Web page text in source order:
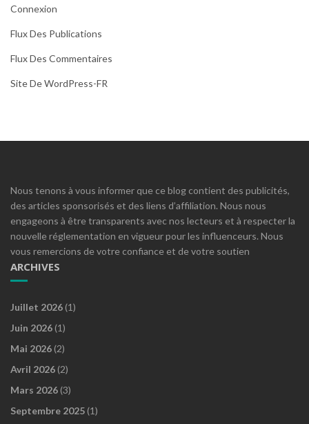
Connexion
Flux Des Publications
Flux Des Commentaires
Site De WordPress-FR
Nous tenons à vous informer que ce blog contient des publicités,
des articles sponsorisés et des liens d’affiliation. Nous nous
engageons à être transparents avec nos lecteurs et à respecter la
nouvelle réglementation en vigueur pour les influenceurs. Nous
vous remercions de votre confiance et de votre soutien
ARCHIVES
Juillet 2026 (1)
Juin 2026 (1)
Mai 2026 (2)
Avril 2026 (2)
Mars 2026 (3)
Septembre 2025 (1)